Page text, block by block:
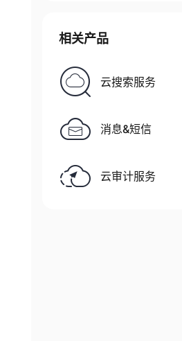
相关产品
云搜索服务
消息&短信
云审计服务